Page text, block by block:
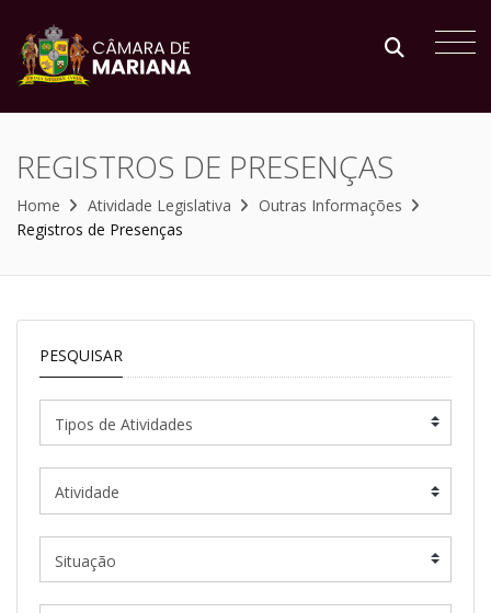
REGISTROS DE PRESENÇAS
Home Atividade Legislativa
Outras Informações
Registros de Presenças
PESQUISAR